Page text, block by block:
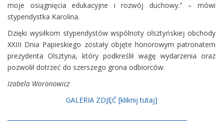
moje osiągnięcia edukacyjne i rozwój duchowy.” – mówi
stypendystka Karolina.
Dzięki wysiłkom stypendystów wspólnoty olsztyńskiej obchody
XXIII Dnia Papieskiego zostały objęte honorowym patronatem
prezydenta Olsztyna, który podkreślił wagę wydarzenia oraz
pozwolił dotrzeć do szerszego grona odbiorców.
Izabela Woronowicz
GALERIA ZDJĘĆ [kliknij tutaj]